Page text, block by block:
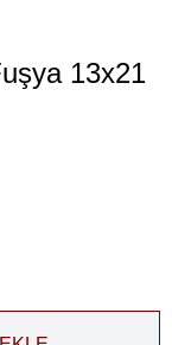
13x21